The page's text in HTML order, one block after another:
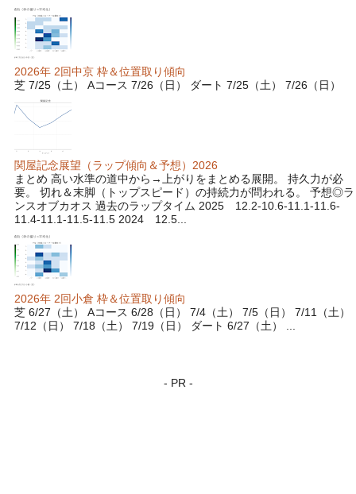
2026年 2回中京 枠＆位置取り傾向
芝 7/25（土） Aコース 7/26（日） ダート 7/25（土） 7/26（日）
関屋記念展望（ラップ傾向＆予想）2026
まとめ 高い水準の道中から→上がりをまとめる展開。 持久力が必
要。 切れ＆末脚（トップスピード）の持続力が問われる。 予想◎ラ
ンスオブカオス 過去のラップタイム 2025 12.2-10.6-11.1-11.6-
11.4-11.1-11.5-11.5 2024 12.5...
2026年 2回小倉 枠＆位置取り傾向
芝 6/27（土） Aコース 6/28（日） 7/4（土） 7/5（日） 7/11（土）
7/12（日） 7/18（土） 7/19（日） ダート 6/27（土） ...
- PR -